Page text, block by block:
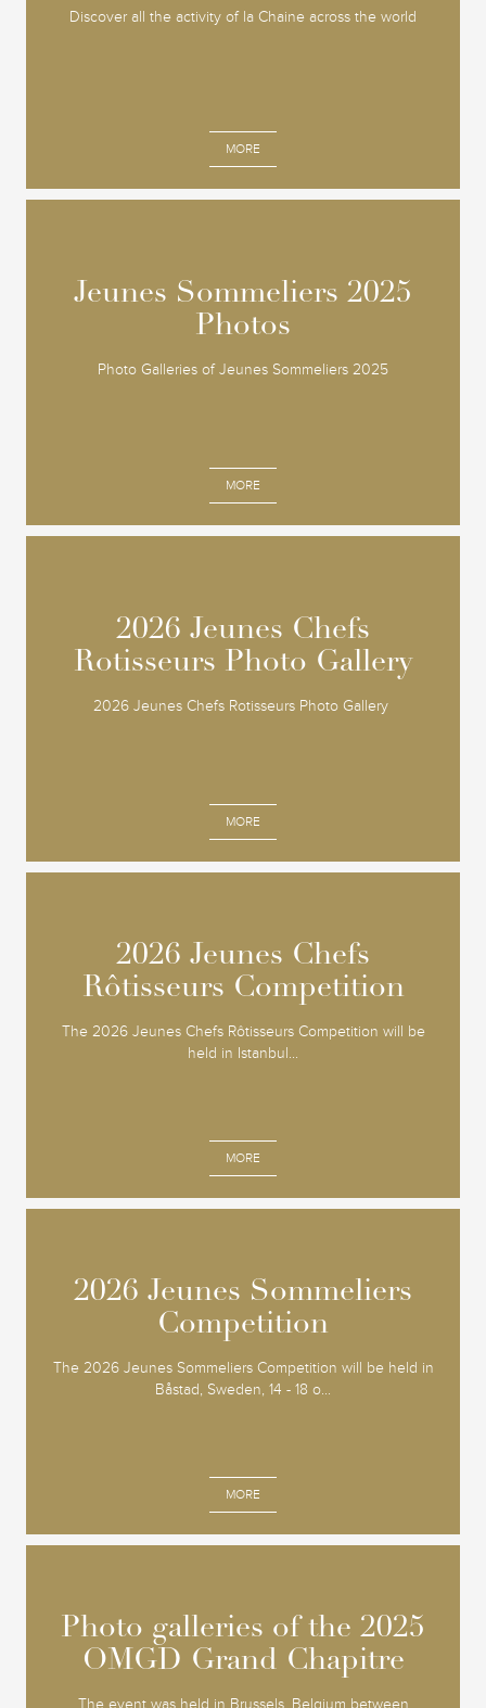
Discover all the activity of la Chaine across the world
MORE
Jeunes Sommeliers 2025
Photos
Photo Galleries of Jeunes Sommeliers 2025
MORE
Jeunes Sommeliers 2025
Photos
2026 Jeunes Chefs
Rotisseurs Photo Gallery
2026 Jeunes Chefs Rotisseurs Photo Gallery
MORE
2026 Jeunes Chefs
Rotisseurs Photo Gallery
2026 Jeunes Chefs
Rôtisseurs Competition
The 2026 Jeunes Chefs Rôtisseurs Competition will be
held in Istanbul...
MORE
2026 Jeunes Chefs
Rôtisseurs Competition
2026 Jeunes Sommeliers
Competition
The 2026 Jeunes Sommeliers Competition will be held in
Båstad, Sweden, 14 - 18 o...
MORE
2026 Jeunes Sommeliers
Competition
Photo galleries of the 2025
OMGD Grand Chapitre
The event was held in Brussels, Belgium between
Photo galleries of the 2025
OMGD Grand Chapitre